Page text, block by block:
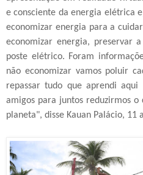
e consciente da energia elétrica
economizar energia para a
economizar energia, preservar
poste elétrico. Foram
não economizar vamos poluir
repassar tudo que aprendi
amigos para juntos reduzirmos o
planeta", disse Kauan Palácio, 11